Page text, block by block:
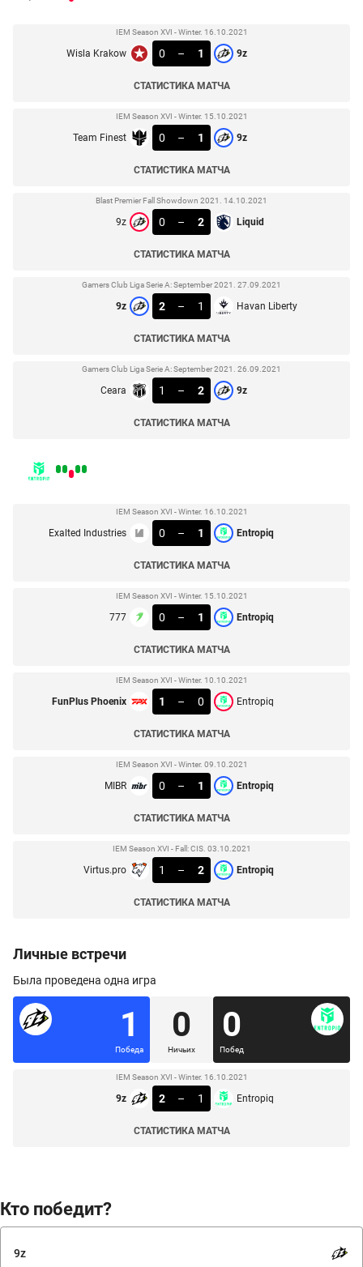
Кто победит?
9z
IEM Season XVI - Winter. 16.10.2021
Wisla Krakow 0 – 1 9z
СТАТИСТИКА МАТЧА
IEM Season XVI - Winter. 15.10.2021
Team Finest 0 – 1 9z
СТАТИСТИКА МАТЧА
Blast Premier Fall Showdown 2021. 14.10.2021
9z 0 – 2 Liquid
СТАТИСТИКА МАТЧА
Gamers Club Liga Serie A: September 2021. 27.09.2021
9z 2 – 1 Havan Liberty
СТАТИСТИКА МАТЧА
Gamers Club Liga Serie A: September 2021. 26.09.2021
Ceara 1 – 2 9z
СТАТИСТИКА МАТЧА
IEM Season XVI - Winter. 16.10.2021
Exalted Industries 0 – 1 Entropiq
СТАТИСТИКА МАТЧА
IEM Season XVI - Winter. 15.10.2021
777 0 – 1 Entropiq
СТАТИСТИКА МАТЧА
IEM Season XVI - Winter. 10.10.2021
FunPlus Phoenix 1 – 0 Entropiq
СТАТИСТИКА МАТЧА
IEM Season XVI - Winter. 09.10.2021
MIBR 0 – 1 Entropiq
СТАТИСТИКА МАТЧА
IEM Season XVI - Fall: CIS. 03.10.2021
Virtus.pro 1 – 2 Entropiq
СТАТИСТИКА МАТЧА
Личные встречи
Была проведена одна игра
1
Победа
0
Ничьих
0
Побед
IEM Season XVI - Winter. 16.10.2021
9z 2 – 1 Entropiq
СТАТИСТИКА МАТЧА